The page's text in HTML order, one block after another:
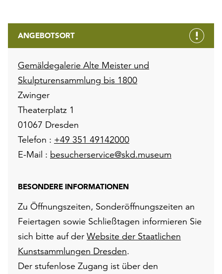
ANGEBOTSORT
Gemäldegalerie Alte Meister und
Skulpturensammlung bis 1800
Zwinger
Theaterplatz 1
01067 Dresden
Telefon : +49 351 49142000
E-Mail : besucherservice@skd.museum
BESONDERE INFORMATIONEN
Zu Öffnungszeiten, Sonderöffnungszeiten an
Feiertagen sowie Schließtagen informieren Sie
sich bitte auf der Website der Staatlichen
Kunstsammlungen Dresden.
Der stufenlose Zugang ist über den